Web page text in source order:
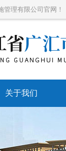
理有限公司官网！
关于我们